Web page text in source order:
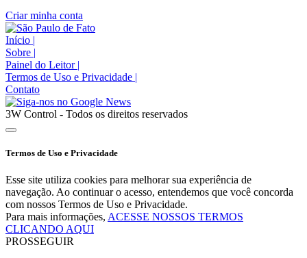
Criar minha conta
Início |
Sobre |
Painel do Leitor |
Termos de Uso e Privacidade |
Contato
3W Control - Todos os direitos reservados
Termos de Uso e Privacidade
Esse site utiliza cookies para melhorar sua experiência de
navegação. Ao continuar o acesso, entendemos que você concorda
com nossos Termos de Uso e Privacidade.
Para mais informações, ACESSE NOSSOS TERMOS
CLICANDO AQUI
PROSSEGUIR